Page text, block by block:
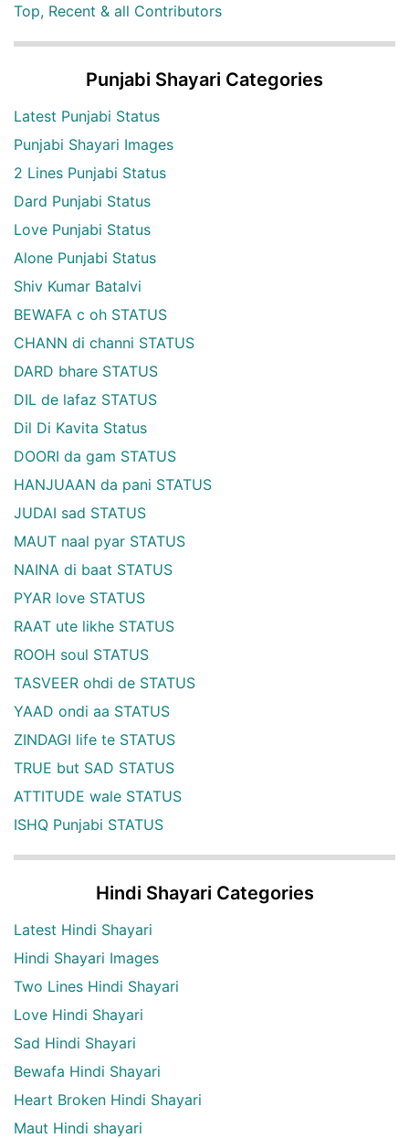
Top, Recent & all Contributors
Punjabi Shayari Categories
Latest Punjabi Status
Punjabi Shayari Images
2 Lines Punjabi Status
Dard Punjabi Status
Love Punjabi Status
Alone Punjabi Status
Shiv Kumar Batalvi
BEWAFA c oh STATUS
CHANN di channi STATUS
DARD bhare STATUS
DIL de lafaz STATUS
Dil Di Kavita Status
DOORI da gam STATUS
HANJUAAN da pani STATUS
JUDAI sad STATUS
MAUT naal pyar STATUS
NAINA di baat STATUS
PYAR love STATUS
RAAT ute likhe STATUS
ROOH soul STATUS
TASVEER ohdi de STATUS
YAAD ondi aa STATUS
ZINDAGI life te STATUS
TRUE but SAD STATUS
ATTITUDE wale STATUS
ISHQ Punjabi STATUS
Hindi Shayari Categories
Latest Hindi Shayari
Hindi Shayari Images
Two Lines Hindi Shayari
Love Hindi Shayari
Sad Hindi Shayari
Bewafa Hindi Shayari
Heart Broken Hindi Shayari
Maut Hindi shayari